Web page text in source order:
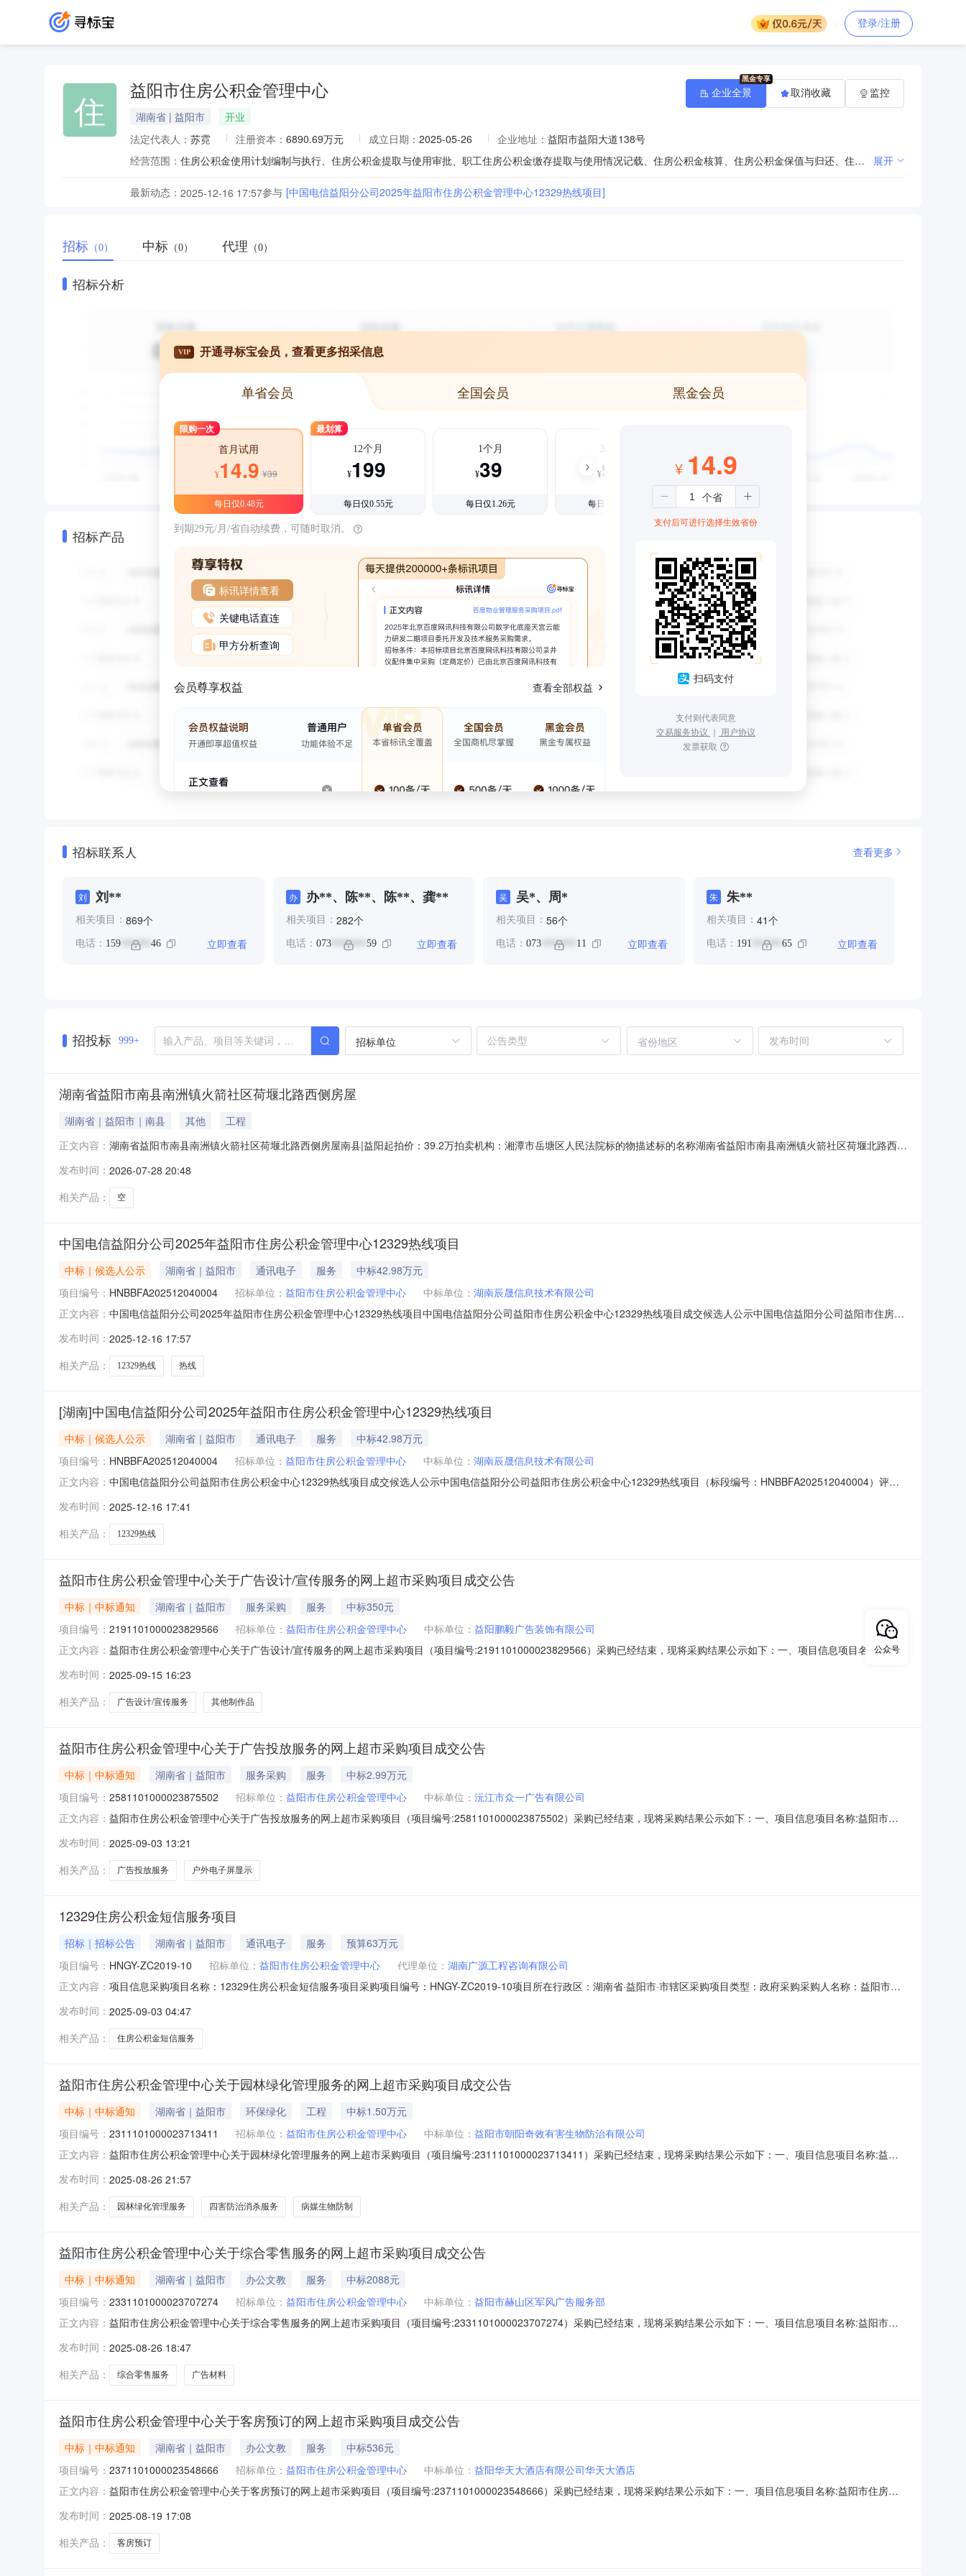
登录/注册
住 益阳市住房公积金管理中心
湖南省 | 益阳市
开业
法定代表人： 苏霓 注册资本： 6890.69万元 成立日期： 2025-05-26 企业地址： 益阳市益阳大道138号
经营范围：
住房公积金使用计划编制与执行、住房公积金提取与使用审批、职工住房公积金缴存提取与使用情况记载、住房公积金核算、住房公积金保值与归还、住房公积金执行报告编制、缴存住房公积金有效凭证发放。 展开
最新动态： 2025-12-16 17:57参与 [中国电信益阳分公司2025年益阳市住房公积金管理中心12329热线项目]
企业全景 取消收藏 监控
招标 （0） 中标 （0） 代理 （0）
招标分析
招标产品
VIP 开通寻标宝会员，查看更多招采信息
单省会员 全国会员 黑金会员
限购一次
首月试用
¥14.9 ¥39
每日仅0.48元
最划算
12个月
¥199
每日仅0.55元
1个月
¥39
每日仅1.26元
3个月
¥99
每日仅1.08元
到期29元/月/省自动续费，可随时取消。
标讯详情查看
关键电话直连
甲方分析查询
会员尊享权益 查看全部权益
¥ 14.9
支付后可进行选择生效省份
扫码支付
支付则代表同意
交易服务协议 ｜ 用户协议
发票获取
招标联系人 查看更多
刘 刘**
相关项目： 869个
电话： 159 ****** 46 立即查看
办 办**、陈**、陈**、龚**
相关项目： 282个
电话： 073******* 59 立即查看
吴 吴*、周*
相关项目： 56个
电话： 073 ******* 11 立即查看
朱 朱**
相关项目： 41个
电话： 191 ****** 65 立即查看
招投标 999+ 招标单位 省份地区
湖南省益阳市南县南洲镇火箭社区荷堰北路西侧房屋
湖南省｜益阳市｜南县 其他
工程
正文内容： 湖南省益阳市南县南洲镇火箭社区荷堰北路西侧房屋南县|益阳起拍价：39.2万拍卖机构：湘潭市岳塘区人民法院标的物描述标的名称湖南省益阳市南县南洲镇火箭社区荷堰北路西侧
询价日期2026年3月17日处置参考价460989.63元标的产权证号不动产权证号湘（2019）南县不动产权第0003607号房屋产权证号合同备案登记号-土地使用权证号标的产权证信息
共
发布时间： 2026-07-28 20:48
相关产品：
空
中国电信益阳分公司2025年益阳市住房公积金管理中心12329热线项目
中标｜候选人公示 湖南省｜益阳市 通讯电子 服务
中标42.98万元
项目编号： HNBBFA202512040004 招标单位： 益阳市住房公积金管理中心 中标单位： 湖南辰晟信息技术有限公司
正文内容： 中国电信益阳分公司2025年益阳市住房公积金管理中心12329热线项目中国电信益阳分公司益阳市住房公积金中心12329热线项目成交候选人公示中国电信益阳分公司益阳市住房公
成交候选人情况：1.第一成交候选人（1）单位名称：湖南辰晟信息技术有限公司（2）响应报价：429800.002.第二成交候选人（1）单位名称：长沙泛讯信息科技有限公司（2）响
发布时间： 2025-12-16 17:57
相关产品：
12329热线 热线
[湖南]中国电信益阳分公司2025年益阳市住房公积金管理中心12329热线项目
中标｜候选人公示 湖南省｜益阳市 通讯电子 服务
中标42.98万元
项目编号： HNBBFA202512040004 招标单位： 益阳市住房公积金管理中心 中标单位： 湖南辰晟信息技术有限公司
正文内容： 中国电信益阳分公司益阳市住房公积金中心12329热线项目成交候选人公示中国电信益阳分公司益阳市住房公积金中心12329热线项目（标段编号：HNBBFA202512040004）评审
术有限公司（2）响应报价：429800.002.第二成交候选人（1）单位名称：长沙泛讯信息科技有限公司（2）响应报价：431500.00（二）否决响应情况：本项目不涉及否决响应情况
发布时间： 2025-12-16 17:41
相关产品：
12329热线
益阳市住房公积金管理中心关于广告设计/宣传服务的网上超市采购项目成交公告
中标｜中标通知 湖南省｜益阳市 服务采购 服务
中标350元
项目编号： 2191101000023829566 招标单位： 益阳市住房公积金管理中心 中标单位： 益阳鹏毅广告装饰有限公司
正文内容： 益阳市住房公积金管理中心关于广告设计/宣传服务的网上超市采购项目（项目编号:2191101000023829566）采购已经结束，现将采购结果公示如下：一、项目信息项目名称:益阳
划编码:430999项目所在行政区划名称:益阳市本级报价起止时间:-二、采购单位信息采购单位名称:益阳市住房公积金管理中心采购单位地址:益阳市益阳大道1
发布时间： 2025-09-15 16:23
相关产品：
广告设计/宣传服务 其他制作品
益阳市住房公积金管理中心关于广告投放服务的网上超市采购项目成交公告
中标｜中标通知 湖南省｜益阳市 服务采购 服务
中标2.99万元
项目编号： 2581101000023875502 招标单位： 益阳市住房公积金管理中心 中标单位： 沅江市众一广告有限公司
正文内容： 益阳市住房公积金管理中心关于广告投放服务的网上超市采购项目（项目编号:2581101000023875502）采购已经结束，现将采购结果公示如下：一、项目信息项目名称:益阳市住
码:430999项目所在行政区划名称:益阳市本级报价起止时间:-二、采购单位信息采购单位名称:益阳市住房公积金管理中心采购单位地址:益阳市益阳大道138号金源大
发布时间： 2025-09-03 13:21
相关产品：
广告投放服务 户外电子屏显示
12329住房公积金短信服务项目
招标｜招标公告 湖南省｜益阳市 通讯电子 服务
预算63万元
项目编号： HNGY-ZC2019-10 招标单位： 益阳市住房公积金管理中心 代理单位： 湖南广源工程咨询有限公司
正文内容： 项目信息采购项目名称：12329住房公积金短信服务项目采购项目编号：HNGY-ZC2019-10项目所在行政区：湖南省·益阳市·市辖区采购项目类型：政府采购采购人名称：益阳市住
元是否PPP项目：否采购方式：-标段信息采购项目子包编号：HNYY201907037-1采购项目子包名称：12329住房公积金短信服务项目分包预算：630000.00元招标类别
发布时间： 2025-09-03 04:47
相关产品：
住房公积金短信服务
益阳市住房公积金管理中心关于园林绿化管理服务的网上超市采购项目成交公告
中标｜中标通知 湖南省｜益阳市 环保绿化 工程
中标1.50万元
项目编号： 2311101000023713411 招标单位： 益阳市住房公积金管理中心 中标单位： 益阳市朝阳奇效有害生物防治有限公司
正文内容： 益阳市住房公积金管理中心关于园林绿化管理服务的网上超市采购项目（项目编号:2311101000023713411）采购已经结束，现将采购结果公示如下：一、项目信息项目名称:益阳
区划编码:430999项目所在行政区划名称:益阳市本级报价起止时间:-二、采购单位信息采购单位名称:益阳市住房公积金管理中心采购单位地址:益阳市益阳大道13
发布时间： 2025-08-26 21:57
相关产品：
园林绿化管理服务 四害防治消杀服务 病媒生物防制
益阳市住房公积金管理中心关于综合零售服务的网上超市采购项目成交公告
中标｜中标通知 湖南省｜益阳市 办公文教 服务
中标2088元
项目编号： 2331101000023707274 招标单位： 益阳市住房公积金管理中心 中标单位： 益阳市赫山区军风广告服务部
正文内容： 益阳市住房公积金管理中心关于综合零售服务的网上超市采购项目（项目编号:2331101000023707274）采购已经结束，现将采购结果公示如下：一、项目信息项目名称:益阳市住
码:430999项目所在行政区划名称:益阳市本级报价起止时间:-二、采购单位信息采购单位名称:益阳市住房公积金管理中心采购单位地址:益阳市益阳大道138号金源
发布时间： 2025-08-26 18:47
相关产品：
综合零售服务 广告材料
益阳市住房公积金管理中心关于客房预订的网上超市采购项目成交公告
中标｜中标通知 湖南省｜益阳市 办公文教 服务
中标536元
项目编号： 2371101000023548666 招标单位： 益阳市住房公积金管理中心 中标单位： 益阳华天大酒店有限公司华天大酒店
正文内容： 益阳市住房公积金管理中心关于客房预订的网上超市采购项目（项目编号:2371101000023548666）采购已经结束，现将采购结果公示如下：一、项目信息项目名称:益阳市住房公
目所在行政区划名称:益阳市本级报价起止时间:-二、采购单位信息采购单位名称:益阳市住房公积金管理中心采购单位地址:益阳市益阳大道138号金源大厦西五
发布时间： 2025-08-19 17:08
相关产品：
客房预订
公众号